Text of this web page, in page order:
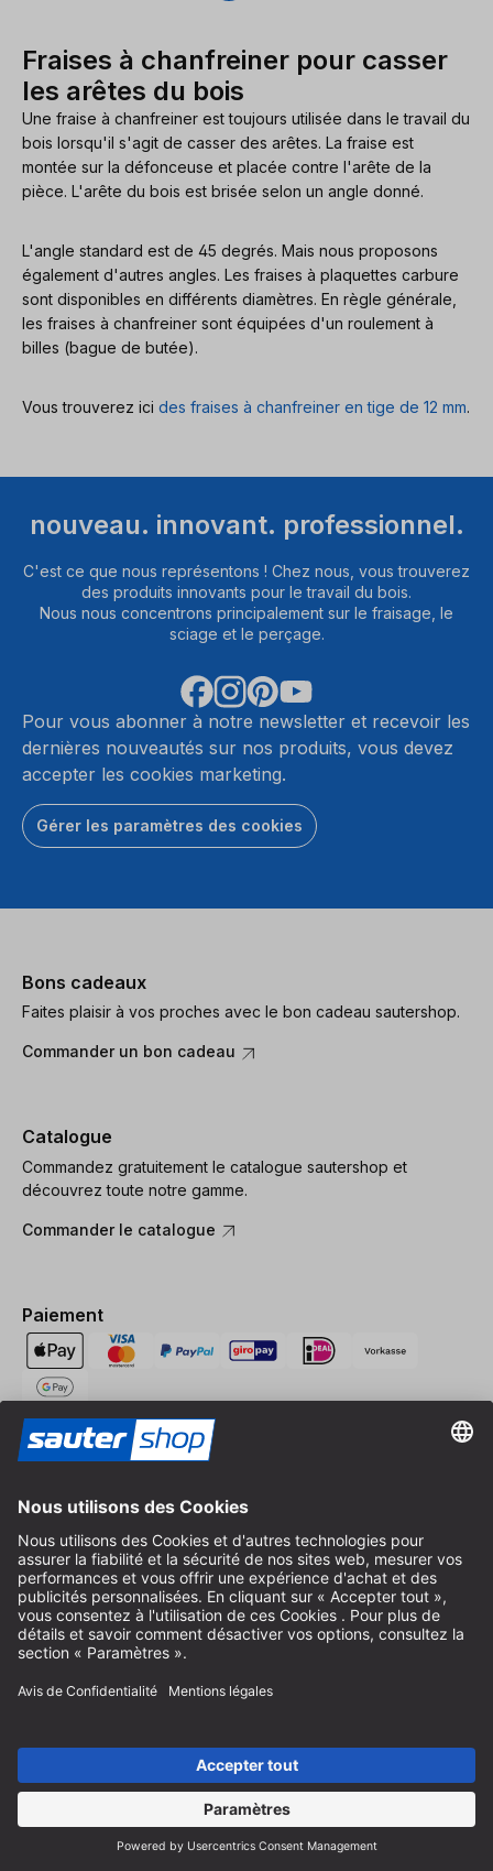
Fraises à chanfreiner pour casser
les arêtes du bois
Une fraise à chanfreiner est toujours utilisée dans le travail du
bois lorsqu'il s'agit de casser des arêtes. La fraise est
montée sur la défonceuse et placée contre l'arête de la
pièce. L'arête du bois est brisée selon un angle donné.
L'angle standard est de 45 degrés. Mais nous proposons
également d'autres angles. Les fraises à plaquettes carbure
sont disponibles en différents diamètres. En règle générale,
les fraises à chanfreiner sont équipées d'un roulement à
billes (bague de butée).
Vous trouverez ici des fraises à chanfreiner en tige de 12 mm.
nouveau. innovant. professionnel.
C'est ce que nous représentons ! Chez nous, vous trouverez
des produits innovants pour le travail du bois.
Nous nous concentrons principalement sur le fraisage, le
sciage et le perçage.
Pour vous abonner à notre newsletter et recevoir les
dernières nouveautés sur nos produits, vous devez
accepter les cookies marketing.
Gérer les paramètres des cookies
Bons cadeaux
Faites plaisir à vos proches avec le bon cadeau sautershop.
Commander un bon cadeau
Catalogue
Commandez gratuitement le catalogue sautershop et
découvrez toute notre gamme.
Commander le catalogue
Paiement
Contact
Conseil spécialisé
info@sautershop.com
+49 (0) 8152 92898-81
Accueil téléphonique du lundi au vendredi